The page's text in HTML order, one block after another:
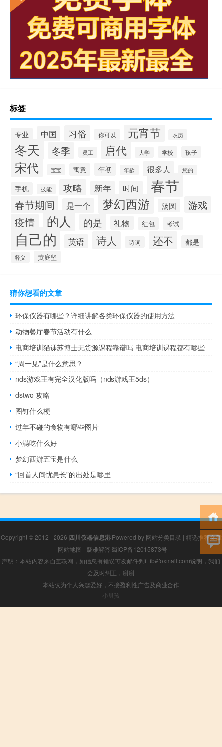
标签
专业 中国 习俗 你可以 元宵节 农历
冬天 冬季 员工 唐代 大学 学校 孩子
宋代 宝宝 寓意 年初 年龄 很多人 您的
手机 技能 攻略 新年 时间 春节
春节期间 是一个 梦幻西游 汤圆 游戏
疫情 的人 的是 礼物 红包 考试
自己的 英语 诗人 诗词 还不 都是
释义 黄庭坚
猜你想看的文章
环保仪器有哪些？详细讲解各类环保仪器的使用方法
动物餐厅春节活动有什么
电商培训猫课苏博士无货源课程靠谱吗 电商培训课程都有哪些
“周一见”是什么意思？
nds游戏王有完全汉化版吗（nds游戏王5ds）
dstwo 攻略
图钉什么梗
过年不碰的食物有哪些图片
小满吃什么好
梦幻西游五宝是什么
“回首人间忧患长”的出处是哪里
Copyright © 2012 - 2026 四川仪器信息港Powered by 网站分类目录 | 精选推荐文章
| 网站地图 | 疑难解答 蜀ICP备12015873号
声明：本站内容来自互联网，如信息有错误可发邮件到f_fb#foxmail.com说明，我们
会及时纠正，谢谢
本站仅为个人兴趣爱好，不接盈利性广告及商业合作
小男孩